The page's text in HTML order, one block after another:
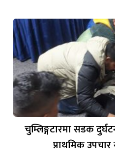
चुम्लिङ्गटारमा सडक
प्राथमिक